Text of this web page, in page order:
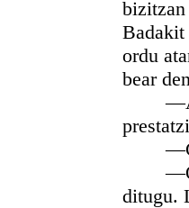
bizitzan
Badakit
ordu
bear
ditugu.